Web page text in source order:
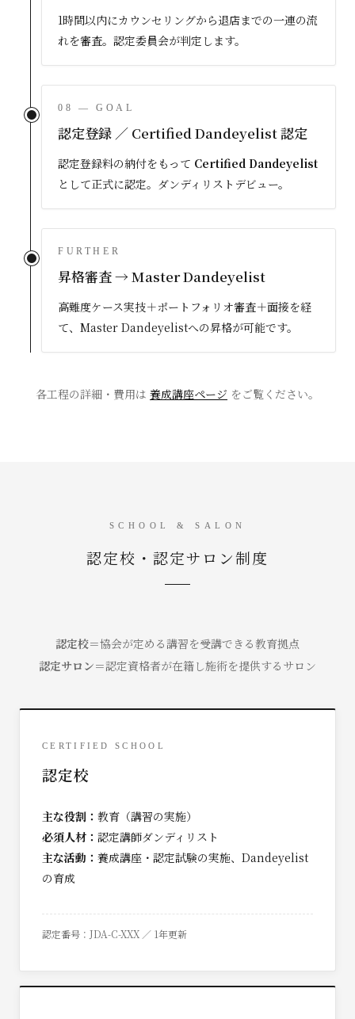
1時間以内にカウンセリングから退店までの一連の流
れを審査。認定委員会が判定します。
08 — GOAL
認定登録 ／ Certified Dandeyelist 認定
認定登録料の納付をもって Certified Dandeyelist
として正式に認定。ダンディリストデビュー。
FURTHER
昇格審査 → Master Dandeyelist
高難度ケース実技＋ポートフォリオ審査＋面接を経
て、Master Dandeyelistへの昇格が可能です。
各工程の詳細・費用は 養成講座ページ をご覧ください。
SCHOOL & SALON
認定校・認定サロン制度
認定校＝協会が定める講習を受講できる教育拠点
認定サロン＝認定資格者が在籍し施術を提供するサロン
CERTIFIED SCHOOL
認定校
主な役割： 教育（講習の実施）
必須人材： 認定講師ダンディリスト
主な活動： 養成講座・認定試験の実施、Dandeyelist
の育成
認定番号：JDA-C-XXX ／ 1年更新